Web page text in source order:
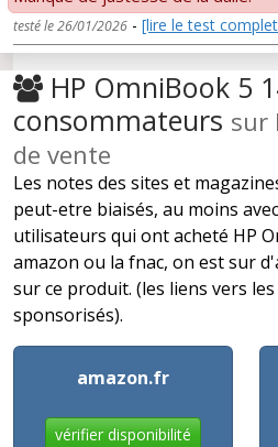
testé le 26/01/2026 - [lire le test
HP OmniBook 5
consommateurs sur
de vente
Les notes des sites et
peut-etre biaisés, au moins avec
utilisateurs qui ont acheté HP
amazon ou la fnac, on est sur
sur ce produit. (les liens vers
sponsorisés).
amazon.fr
vérifier disponibilité